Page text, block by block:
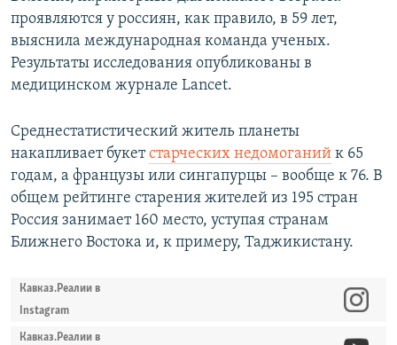
Все сайты РСЕ/РС
проявляются у россиян, как правило, в 59 лет,
выяснила международная команда ученых.
Результаты исследования опубликованы в
медицинском журнале Lancet.
Среднестатистический житель планеты
накапливает букетстарческих недомоганий к 65
годам, а французы или сингапурцы – вообще к 76. В
общем рейтинге старения жителей из 195 стран
Россия занимает 160 место, уступая странам
Ближнего Востока и, к примеру, Таджикистану.
Кавказ.Реалии в
Instagram
Кавказ.Реалии в